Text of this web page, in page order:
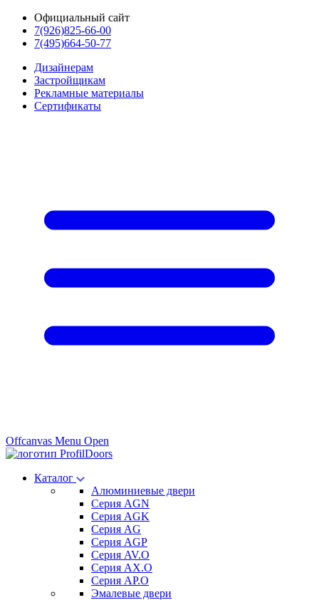
Официальный сайт
7(926)825-66-00
7(495)664-50-77
Дизайнерам
Застройщикам
Рекламные материалы
Сертификаты
Offcanvas Menu Open
Каталог
Алюминиевые двери
Серия AGN
Серия AGK
Серия AG
Серия AGP
Серия AV.O
Серия AX.O
Серия AP.O
Эмалевые двери